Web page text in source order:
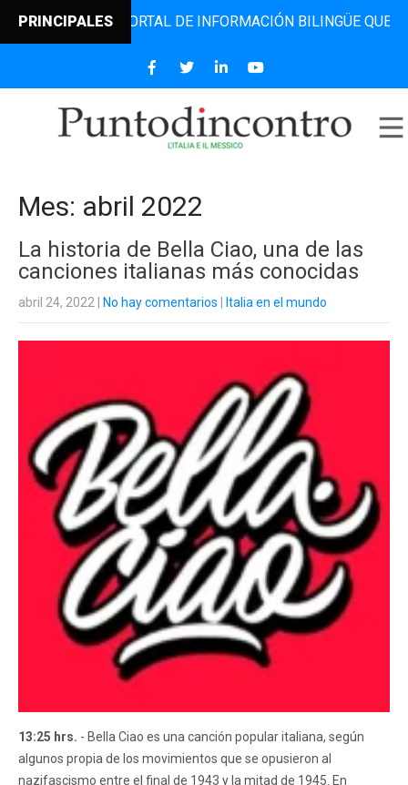
PRINCIPALES
PORTAL DE INFORMACIÓN BILINGÜE QUE DESDE 2006
Mes: abril 2022
La historia de Bella Ciao, una de las
canciones italianas más conocidas
abril 24, 2022 No hay comentarios Italia en el mundo
13:25 hrs. - Bella Ciao es una canción popular italiana, según
algunos propia de los movimientos que se opusieron al
nazifascismo entre el final de 1943 y la mitad de 1945. En